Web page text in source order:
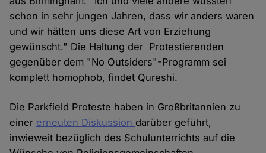
schon in sehr jungen Jahren, dass wir anders waren
und wir hätten uns diese Art von Erziehung
gewünscht." Die Haltung der Protestierenden
gegenüber dem "No Outsiders"-Programm sei
komplett homophob, findet Qureshi.
Die Parkfield Proteste haben in Großbritannien zu
einer erneuten Diskussion darüber geführt,
inwieweit bezüglich des Schulunterrichts auf die